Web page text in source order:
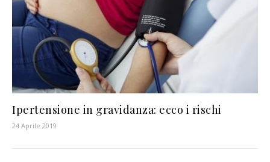
Ipertensione in gravidanza: ecco i rischi
24 Aprile 2019